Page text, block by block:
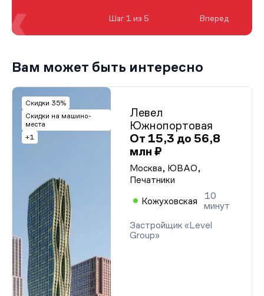
Шаг 1 из 5 Вперед
Вам может быть интересно
Скидки 35%
Скидки на машино-
места
+1
Левел
Южнопортовая
От 15,3 до 56,8
млн ₽
Москва, ЮВАО,
Печатники
Кожуховская
10
минут
Застройщик «Level
Group»